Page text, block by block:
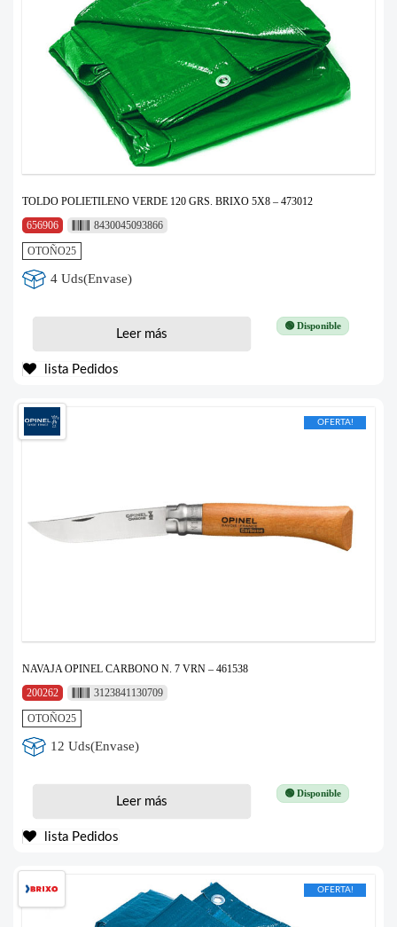
TOLDO POLIETILENO VERDE 120 GRS. BRIXO 5X8 – 473012
656906
8430045093866
OTOÑO25
4 Uds(Envase)
🟢 Disponible
Leer más
lista Pedidos
OFERTA!
NAVAJA OPINEL CARBONO N. 7 VRN – 461538
200262
3123841130709
OTOÑO25
12 Uds(Envase)
🟢 Disponible
Leer más
lista Pedidos
OFERTA!